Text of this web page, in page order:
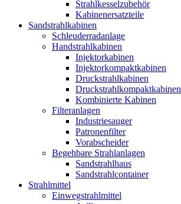
Strahlkesselzubehör
Kabinenersatzteile
Sandstrahlkabinen
Schleuderradanlage
Handstrahlkabinen
Injektorkabinen
Injektorkompaktkabinen
Druckstrahlkabinen
Druckstrahlkompaktkabinen
Kombinierte Kabinen
Filteranlagen
Industriesauger
Patronenfilter
Vorabscheider
Begehbare Strahlanlagen
Sandstrahlhaus
Sandstrahlcontainer
Strahlmittel
Einwegstrahlmittel